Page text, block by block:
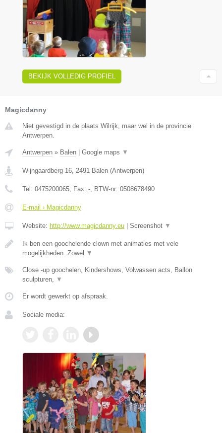
BEKIJK VOLLEDIG PROFIEL
Magicdanny
Niet gevestigd in de plaats Wilrijk, maar wel in de provincie
Antwerpen.
Antwerpen » Balen | Google maps ▼
Wijngaardberg 16 2491 Balen (Antwerpen)
Tel: 0475200065 , Fax: - , BTW-nr: 0508678490
E-mail › Magicdanny
Website: http://www.magicdanny.eu | Screenshot ▼
Ik ben een goochelende clown met animaties met vele
mogelijkheden. Zowel ▼
Close -up goochelen, Kindershows, Volwassen acts, Ballon
sculpturen,
▼
Er wordt gewerkt op afspraak.
Sociale media: